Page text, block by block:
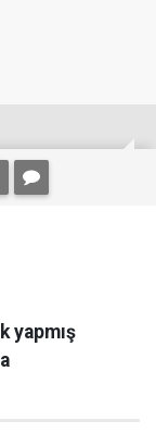
yapmış